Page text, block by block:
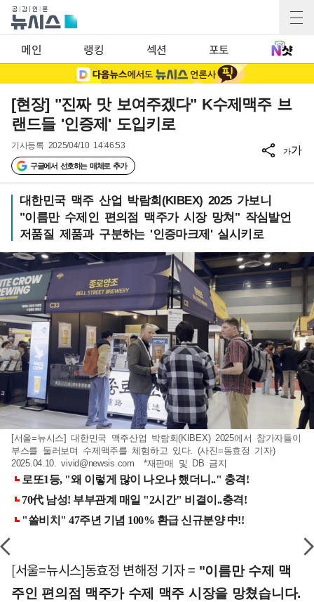
메인 랭킹 섹션 포토
[현장] "진짜 맛 보여주겠다" K수제맥주 브
랜드들 '인증제' 도입키로
기사등록 2025/04/10 14:46:53
구글에서 선호하는 매체로 추가
가가
대한민국 맥주 산업 박람회(KIBEX) 2025 가보니
"이름만 수제인 편의점 맥주가 시장 망쳐" 작심발언
저품질 제품과 구분하는 '인증마크제' 실시키로
[서울=뉴시스] 대한민국 맥주산업 박람회(KIBEX) 2025에서 참가자들이
부스를 둘러보며 수제맥주를 체험하고 있다. (사진=동효정 기자)
2025.04.10.vivid@newsis.com *재판매 및 DB 금지
[서울=뉴시스]동효정 변해정 기자 = "이름만 수제 맥
주인 편의점 맥주가 수제 맥주 시장을 망쳤습니다.